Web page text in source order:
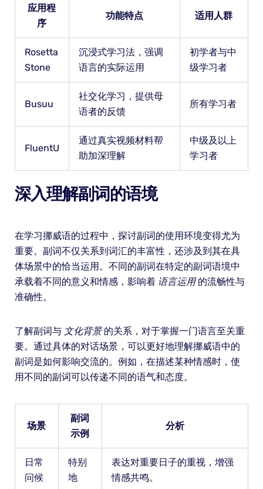
应用程
序
功能特点 适用人群
Rosetta
Stone
沉浸式学习法，强调
语言的实际运用
初学者与中
级学习者
Busuu
社交化学习，提供母
语者的反馈
所有学习者
FluentU
通过真实视频材料帮
助加深理解
中级及以上
学习者
深入理解副词的语境
在学习挪威语的过程中，探讨副词的使用环境变得尤为
重要。副词不仅关系到词汇的丰富性，还涉及到其在具
体场景中的恰当运用。不同的副词在特定的副词语境中
承载着不同的意义和情感，影响着 语言运用的流畅性与
准确性。
了解副词与 文化背景的关系，对于掌握一门语言至关重
要。通过具体的对话场景，可以更好地理解挪威语中的
副词是如何影响交流的。例如，在描述某种情感时，使
用不同的副词可以传递不同的语气和态度。
场景
副词
示例
分析
日常
问候
特别
地
表达对重要日子的重视，增强
情感共鸣。